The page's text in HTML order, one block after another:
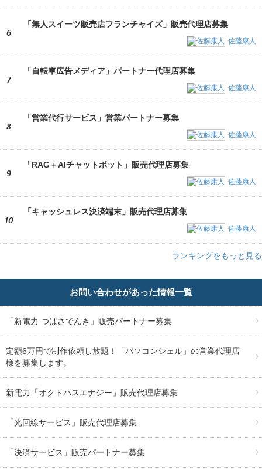
6
「無人スイーツ販売店フランチャイズ」販売代理店募集
佐藤康人
7
「自転車広告メディア」パートナー代理店募集
佐藤康人
8
「営業代行サービス」営業パートナー募集
佐藤康人
9
「RAG＋AIチャットボット」販売代理店募集
佐藤康人
10
「キャッシュレス決済端末」販売代理店募集
佐藤康人
ランキングをもっと見る
お問い合わせがあった情報一覧
「新電力 つばさでんき」販売パートナー募集
定額6万円で制作依頼し放題！「パソコンシェル」の営業代理店
様を募集します。
新電力「オクトパスエナジー」販売代理店募集
「光回線サービス」販売代理店募集
「決済サービス」販売パートナー募集